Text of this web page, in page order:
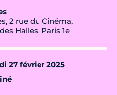
2 rue du Cinéma,
Halles, Paris 1e
27 février 2025